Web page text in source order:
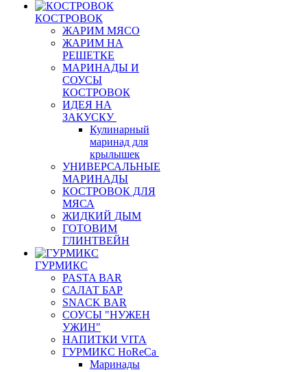
КОСТРОВОК
ЖАРИМ МЯСО
ЖАРИМ НА
РЕШЕТКЕ
МАРИНАДЫ И
СОУСЫ
КОСТРОВОК
ИДЕЯ НА
ЗАКУСКУ
Кулинарный
маринад для
крылышек
УНИВЕРСАЛЬНЫЕ
МАРИНАДЫ
КОСТРОВОК ДЛЯ
МЯСА
ЖИДКИЙ ДЫМ
ГОТОВИМ
ГЛИНТВЕЙН
ГУРМИКС
PASTA BAR
САЛАТ БАР
SNACK BAR
СОУСЫ "НУЖЕН
УЖИН"
НАПИТКИ VITA
ГУРМИКС HoReCa
Маринады